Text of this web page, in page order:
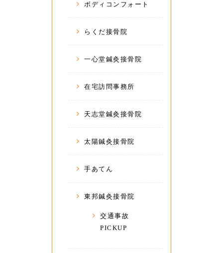
ボディコンフォート
らくだ接骨院
一心堂鍼灸接骨院
在宅訪問事務所
天志堂鍼灸接骨院
太陽鍼灸接骨院
手あてん
東邦鍼灸接骨院
交通事故
PICKUP